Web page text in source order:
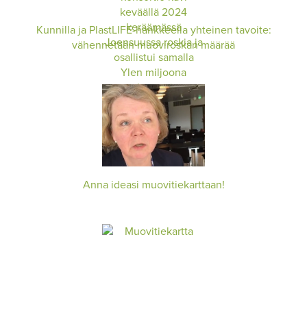
Kunnilla ja PlastLIFE-hankkeella yhteinen tavoite:
vähennetään muoviroskan määrää
Anna ideasi muovitiekarttaan!